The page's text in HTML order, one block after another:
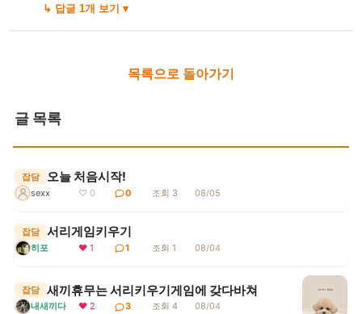
↳ 답글 1개 보기 ▾
목록으로 돌아가기
글 목록
잡담 오늘 처음시작!
sexx ♡ 0 0 조회 3 08/05
잡담 서리게임키우기
히포 ❤ 1 1 조회 1 08/04
잡담 새끼휴무는 서리키우기게임에 갖다바쳐
내새끼다 ❤ 2 3 조회 4 08/04